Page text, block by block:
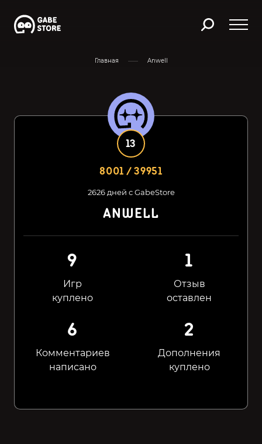
Главная Anwell
8001 / 39951
13
2626 дней с GabeStore
ANWELL
9
Игр
куплено
1
Отзыв
оставлен
6
Комментариев
написано
2
Дополнения
куплено